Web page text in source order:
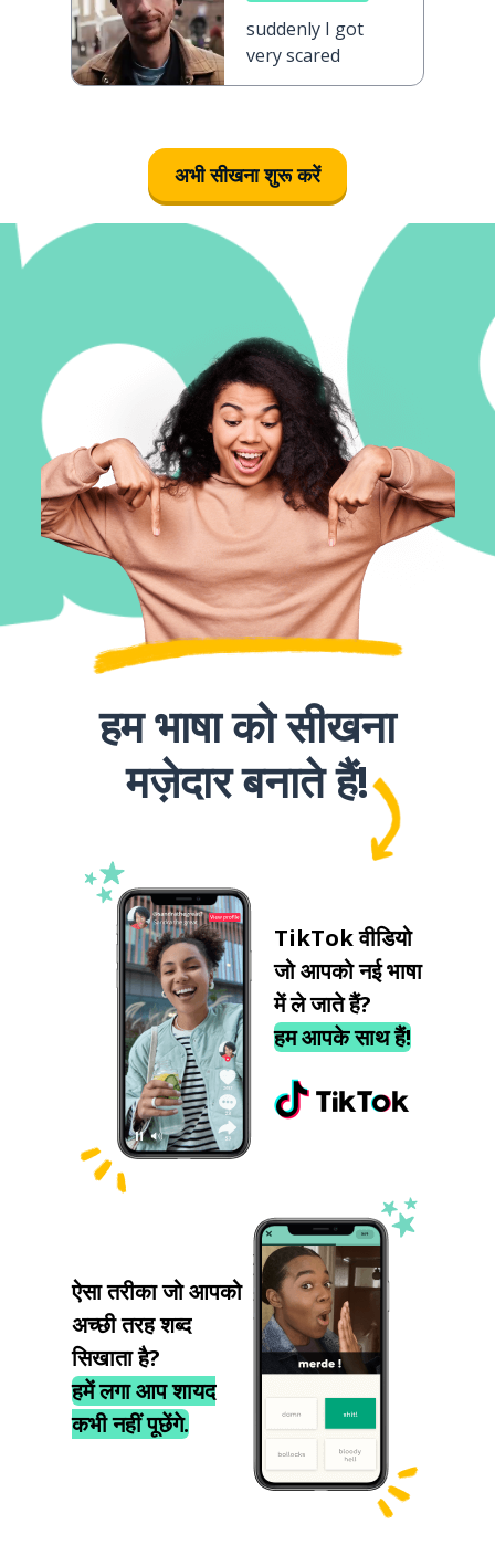
suddenly I got
very scared
अभी सीखना शुरू करें
हम भाषा को सीखना
मज़ेदार बनाते हैं!
TikTok वीडियो
जो आपको नई भाषा
में ले जाते हैं?
हम आपके साथ हैं!
ऐसा तरीका जो आपको
अच्छी तरह शब्द
सिखाता है?
हमें लगा आप शायद
कभी नहीं पूछेंगे.